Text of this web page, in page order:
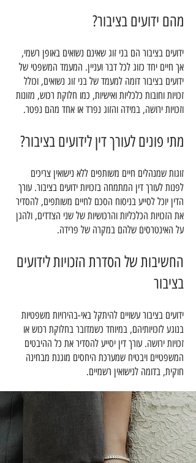
מהם ידועים בציבור?
ידועים בציבור הם בני זוג שאינם נשואים באופן רשמי,
אך חיים יחד כזוג לכל דבר ועניין. המעמד המשפטי של
ידועים בציבור דומה למעמד של בני זוג נשואים, וכולל
זכויות וחובות כלכליות ואישיות, כמו חלוקת רכוש, מזונות
וזכויות ירושה, במידה והזוג נפרד או אחד מהם נפטר.
מתי פונים לעורך דין לידועים בציבור?
זוגות שמנהלים חיים משותפים ללא נישואין צריכים
לפנות לעורך דין המתמחה בזכויות ידועים בציבור. עורך
הדין יוכל לסייע בניסוח הסכם לחיים משותפים, להסדיר
את הזכויות הכלכליות והרכושיות של שני הצדדים, ולהגן
על האינטרסים שלהם במקרה של פרידה.
החשיבות של הסדרת הזכויות לידועים
בציבור
ידועים בציבור עשויים להיתקל באי-בהירויות משפטיות
בנוגע לזכויותיהם, במיוחד כשמדובר בחלוקת רכוש או
זכויות ירושה. עורך דין יסייע להסדיר את כל ההיבטים
המשפטיים ויבטיח שמערכת היחסים מוגנת מבחינה
חוקית, בדומה לנישואין רשמיים.